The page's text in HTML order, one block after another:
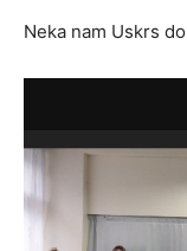
Neka nam Uskrs